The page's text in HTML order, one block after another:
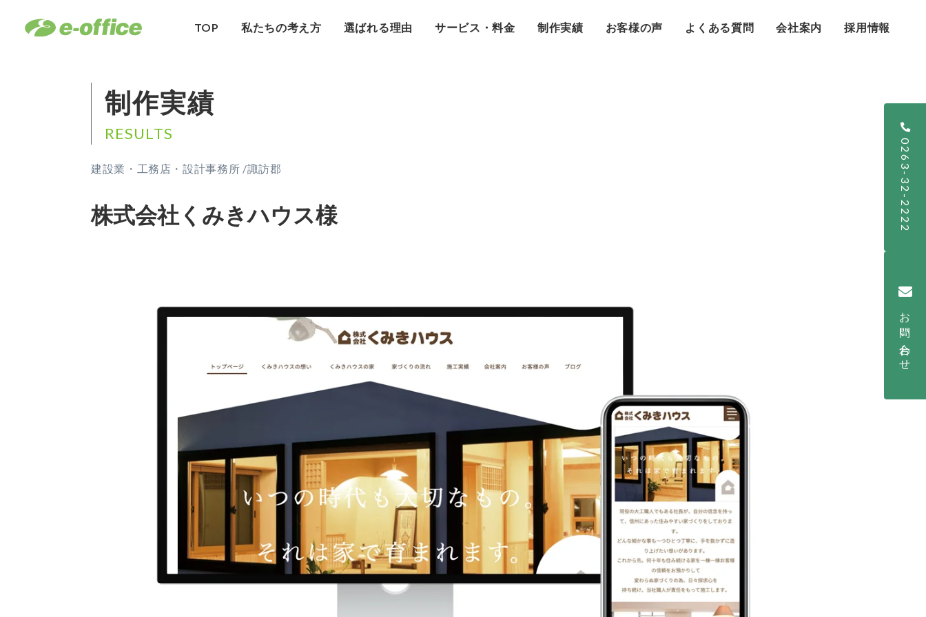
TOP 私たちの考え方 選ばれる理由 サービス・料金 制作実績 お客様の声 よくある質問 会社案内 採用情報
制作実績
RESULTS
建設業・工務店・設計事務所 /諏訪郡
株式会社くみきハウス様 0263-32-2222
お問い合わせ